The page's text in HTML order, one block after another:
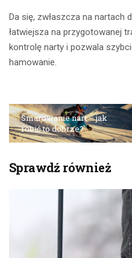
Da się, zwłaszcza na nartach
łatwiejsza na przygotowanej
kontrolę narty i pozwala
hamowanie.
Smarowanie nart – jak
robić to dobrze?
Sprawdź również